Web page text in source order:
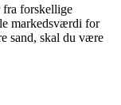
fra forskellige
markedsværdi for
sand, skal du være